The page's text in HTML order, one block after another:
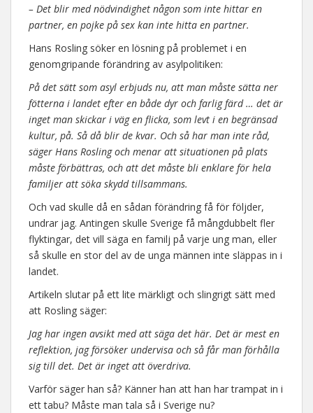
– Det blir med nödvindighet någon som inte hittar en
partner, en pojke på sex kan inte hitta en partner.
Hans Rosling söker en lösning på problemet i en
genomgripande förändring av asylpolitiken:
På det sätt som asyl erbjuds nu, att man måste sätta ner
fötterna i landet efter en både dyr och farlig färd … det är
inget man skickar i väg en flicka, som levt i en begränsad
kultur, på. Så då blir de kvar. Och så har man inte råd,
säger Hans Rosling och menar att situationen på plats
måste förbättras, och att det måste bli enklare för hela
familjer att söka skydd tillsammans.
Och vad skulle då en sådan förändring få för följder,
undrar jag. Antingen skulle Sverige få mångdubbelt fler
flyktingar, det vill säga en familj på varje ung man, eller
så skulle en stor del av de unga männen inte släppas in i
landet.
Artikeln slutar på ett lite märkligt och slingrigt sätt med
att Rosling säger:
Jag har ingen avsikt med att säga det här. Det är mest en
reflektion, jag försöker undervisa och så får man förhålla
sig till det. Det är inget att överdriva.
Varför säger han så? Känner han att han har trampat in i
ett tabu? Måste man tala så i Sverige nu?